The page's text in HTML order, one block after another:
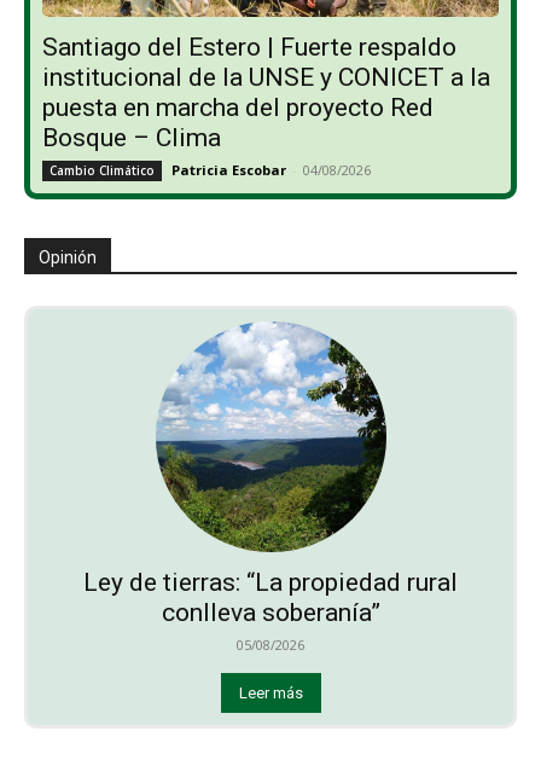
Santiago del Estero | Fuerte respaldo
institucional de la UNSE y CONICET a la
puesta en marcha del proyecto Red
Bosque – Clima
Cambio Climático Patricia Escobar - 04/08/2026
Opinión
Ley de tierras: “La propiedad rural
conlleva soberanía”
05/08/2026
Leer más